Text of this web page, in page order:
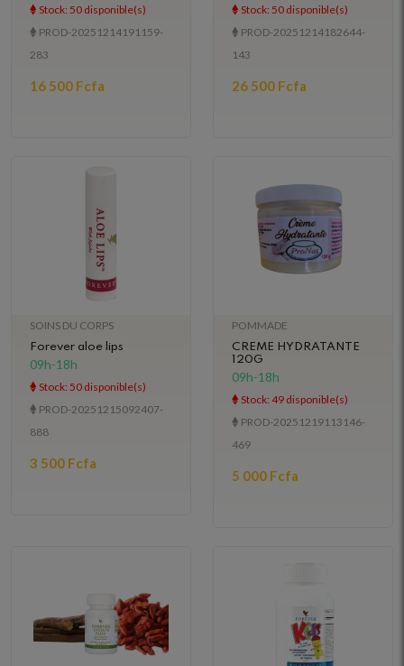
Stock: 50 disponible(s)
PROD-20251214191159-
283
16 500 Fcfa
Stock: 50 disponible(s)
PROD-20251214182644-
143
26 500 Fcfa
SOINS DU CORPS
Forever aloe lips
09h-18h
Stock: 50 disponible(s)
PROD-20251215092407-
888
3 500 Fcfa
POMMADE
CREME HYDRATANTE
120G
09h-18h
Stock: 49 disponible(s)
PROD-20251219113146-
469
5 000 Fcfa